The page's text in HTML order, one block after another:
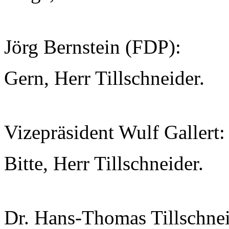
Jörg Bernstein (FDP):
Gern, Herr Tillschneider.
Vizepräsident Wulf Gallert:
Bitte, Herr Tillschneider.
Dr. Hans-Thomas